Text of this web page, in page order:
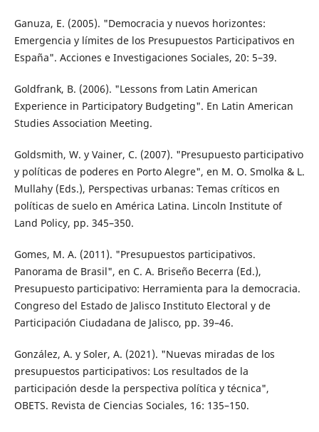
Ganuza, E. (2005). "Democracia y nuevos horizontes:
Emergencia y límites de los Presupuestos Participativos en
España". Acciones e Investigaciones Sociales, 20: 5–39.
Goldfrank, B. (2006). "Lessons from Latin American
Experience in Participatory Budgeting". En Latin American
Studies Association Meeting.
Goldsmith, W. y Vainer, C. (2007). "Presupuesto participativo
y políticas de poderes en Porto Alegre", en M. O. Smolka & L.
Mullahy (Eds.), Perspectivas urbanas: Temas críticos en
políticas de suelo en América Latina. Lincoln Institute of
Land Policy, pp. 345–350.
Gomes, M. A. (2011). "Presupuestos participativos.
Panorama de Brasil", en C. A. Briseño Becerra (Ed.),
Presupuesto participativo: Herramienta para la democracia.
Congreso del Estado de Jalisco Instituto Electoral y de
Participación Ciudadana de Jalisco, pp. 39–46.
González, A. y Soler, A. (2021). "Nuevas miradas de los
presupuestos participativos: Los resultados de la
participación desde la perspectiva política y técnica",
OBETS. Revista de Ciencias Sociales, 16: 135–150.